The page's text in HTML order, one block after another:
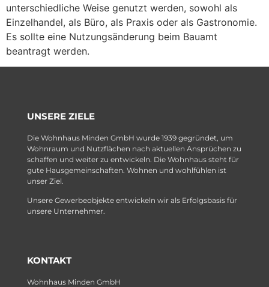
unterschiedliche Weise genutzt werden, sowohl als
Einzelhandel, als Büro, als Praxis oder als Gastronomie.
Es sollte eine Nutzungsänderung beim Bauamt
beantragt werden.
UNSERE ZIELE
Die Wohnhaus Minden GmbH wurde 1939 gegründet, um
Wohnraum und Nutzflächen nach aktuellen Ansprüchen zu
schaffen und weiter zu entwickeln. Die Wohnhaus steht für
gute Hausgemeinschaften. Wohnen und wohlfühlen ist
unser Ziel.
Unsere Gewerbeobjekte entwickeln wir als Erfolgsbasis für
unsere Unternehmer.
KONTAKT
Wohnhaus Minden GmbH